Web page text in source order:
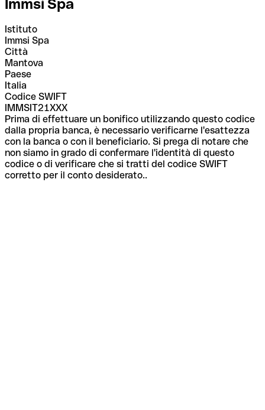
Immsi Spa
Istituto
Immsi Spa
Città
Mantova
Paese
Italia
Codice SWIFT
IMMSIT21XXX
Prima di effettuare un bonifico utilizzando questo codice
dalla propria banca, è necessario verificarne l'esattezza
con la banca o con il beneficiario. Si prega di notare che
non siamo in grado di confermare l'identità di questo
codice o di verificare che si tratti del codice SWIFT
corretto per il conto desiderato..